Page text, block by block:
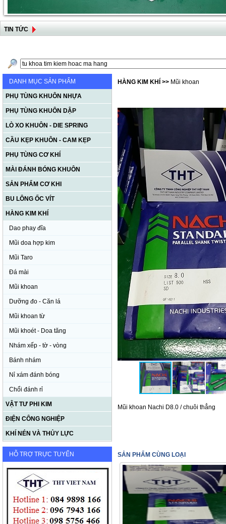
TIN TỨC
DANH MỤC SẢN PHẨM
PHỤ TÙNG KHUÔN NHỰA
PHỤ TÙNG KHUÔN DẬP
LÒ XO KHUÔN - DIE SPRING
CẦU KẸP KHUÔN - CAM KẸP
PHỤ TÙNG CƠ KHÍ
MÀI ĐÁNH BÓNG KHUÔN
SẢN PHẨM CƠ KHI
BU LÔNG ỐC VÍT
HÀNG KIM KHÍ
Dao phay đĩa
Mũi doa hợp kim
Mũi Taro
Đá mài
Mũi khoan
Dưỡng đo - Căn lá
Mũi khoan từ
Mũi khoét - Doa tăng
Nhám xếp - tờ - vòng
Bánh nhám
Nỉ xám đánh bóng
Chổi đánh rỉ
VẬT TƯ PHI KIM
ĐIỆN CÔNG NGHIỆP
KHÍ NÉN VÀ THỦY LỰC
HỖ TRỢ TRỰC TUYẾN
HÀNG KIM KHÍ >> Mũi khoan
Mũi khoan Nachi D8.0 / chuôi thẳng
SẢN PHẨM CÙNG LOẠI